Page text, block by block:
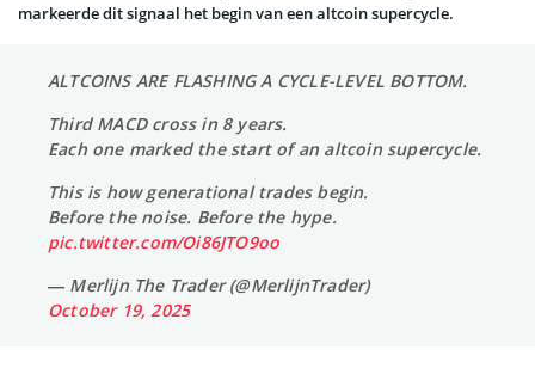
markeerde dit signaal het begin van een altcoin supercycle.
ALTCOINS ARE FLASHING A CYCLE-LEVEL BOTTOM.
Third MACD cross in 8 years.
Each one marked the start of an altcoin supercycle.
This is how generational trades begin.
Before the noise. Before the hype.
pic.twitter.com/Oi86JTO9oo
— Merlijn The Trader (@MerlijnTrader)
October 19, 2025